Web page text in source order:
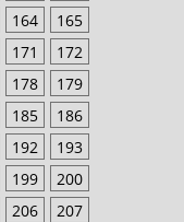
164
165
171
172
178
179
185
186
192
193
199
200
206
207